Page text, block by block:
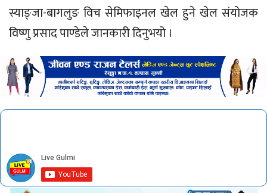
स्याङ्जा-बागलुङ विच सेमिफाइनल खेल हुने खेल संयोजक
विष्णु प्रसाद पाण्डेले जानकारी दिनुभयो ।